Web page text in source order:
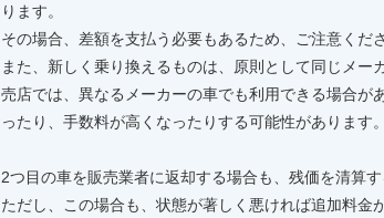
ります。
その場合、差額を支払う必要もあるため、ご注意くださ
また、新しく乗り換えるものは、原則として同じメ
売店では、異なるメーカーの車でも利用できる場合が
ったり、手数料が高くなったりする可能性があります。
2つ目の車を販売業者に返却する場合も、残価を清算す
ただし、この場合も、状態が著しく悪ければ追加料金